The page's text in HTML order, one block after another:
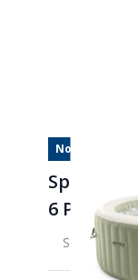
Nouveau
Spa
6 Places
SKU:442771